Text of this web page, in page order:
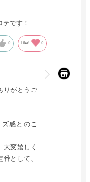
です！
0 Like! 0
りがとうご
感とのこ
大変嬉しく
として、